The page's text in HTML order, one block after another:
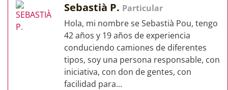
Sebastià P. Particular
Hola, mi nombre se Sebastià Pou, tengo
42 años y 19 años de experiencia
conduciendo camiones de diferentes
tipos, soy una persona responsable, con
iniciativa, con don de gentes, con
facilidad para...